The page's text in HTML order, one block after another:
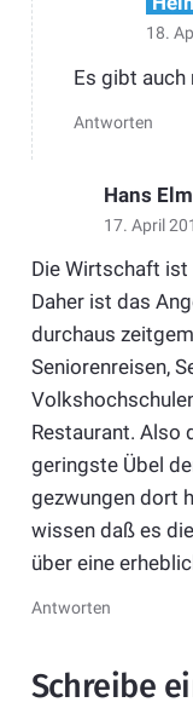
18.
Es gibt auch
Antworten
Hans
17. April
Die Wirtschaft ist
Daher ist das
durchaus
Seniorenreisen,
Restaurant. Also
geringste Übel
gezwungen dort
wissen daß es
über eine
Antworten
Schreibe